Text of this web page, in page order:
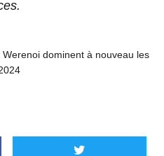
Werenoi dominent à nouveau les